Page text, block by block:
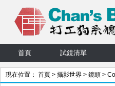
首頁 試鏡清單
現在位置： 首頁 > 攝影世界 > 鏡頭 >